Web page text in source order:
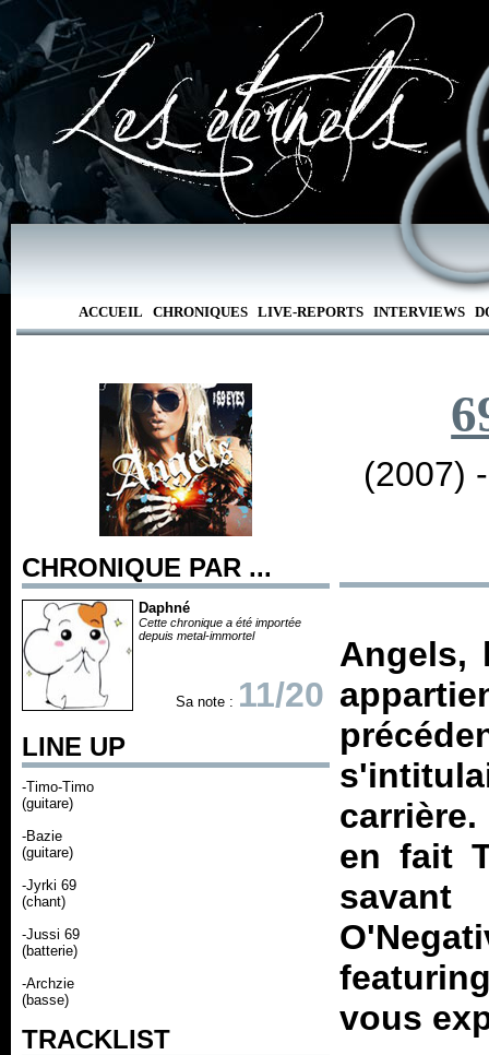
ACCUEIL CHRONIQUES LIVE-REPORTS INTERVIEWS
CHRONIQUE PAR ...
Daphné
Cette chronique a été importée
depuis metal-immortel
Sa note : 11/20
LINE UP
-Timo-Timo
(guitare)
-Bazie
(guitare)
-Jyrki 69
(chant)
-Jussi 69
(batterie)
-Archzie
(basse)
TRACKLIST
(2007)
Angels,
en fait
vous